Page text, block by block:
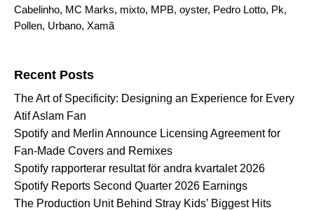
Cabelinho, MC Marks, mixto, MPB, oyster, Pedro Lotto, Pk,
Pollen, Urbano, Xamã
Recent Posts
The Art of Specificity: Designing an Experience for Every
Atif Aslam Fan
Spotify and Merlin Announce Licensing Agreement for
Fan-Made Covers and Remixes
Spotify rapporterar resultat för andra kvartalet 2026
Spotify Reports Second Quarter 2026 Earnings
The Production Unit Behind Stray Kids’ Biggest Hits